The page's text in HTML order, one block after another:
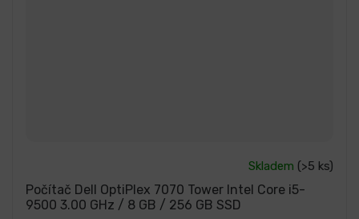
Počítač Dell OptiPlex 7070 Tower Intel Core i5-
9500 3.00 GHz / 8 GB / 256 GB SSD
produktu
je
5,0
Skladem (>5 ks)